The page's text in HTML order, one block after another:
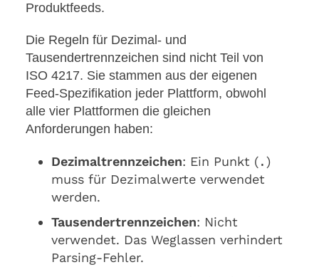
Produktfeeds.
Die Regeln für Dezimal- und
Tausendertrennzeichen sind nicht Teil von
ISO 4217. Sie stammen aus der eigenen
Feed-Spezifikation jeder Plattform, obwohl
alle vier Plattformen die gleichen
Anforderungen haben:
Dezimaltrennzeichen: Ein Punkt (.)
muss für Dezimalwerte verwendet
werden.
Tausendertrennzeichen: Nicht
verwendet. Das Weglassen verhindert
Parsing-Fehler.